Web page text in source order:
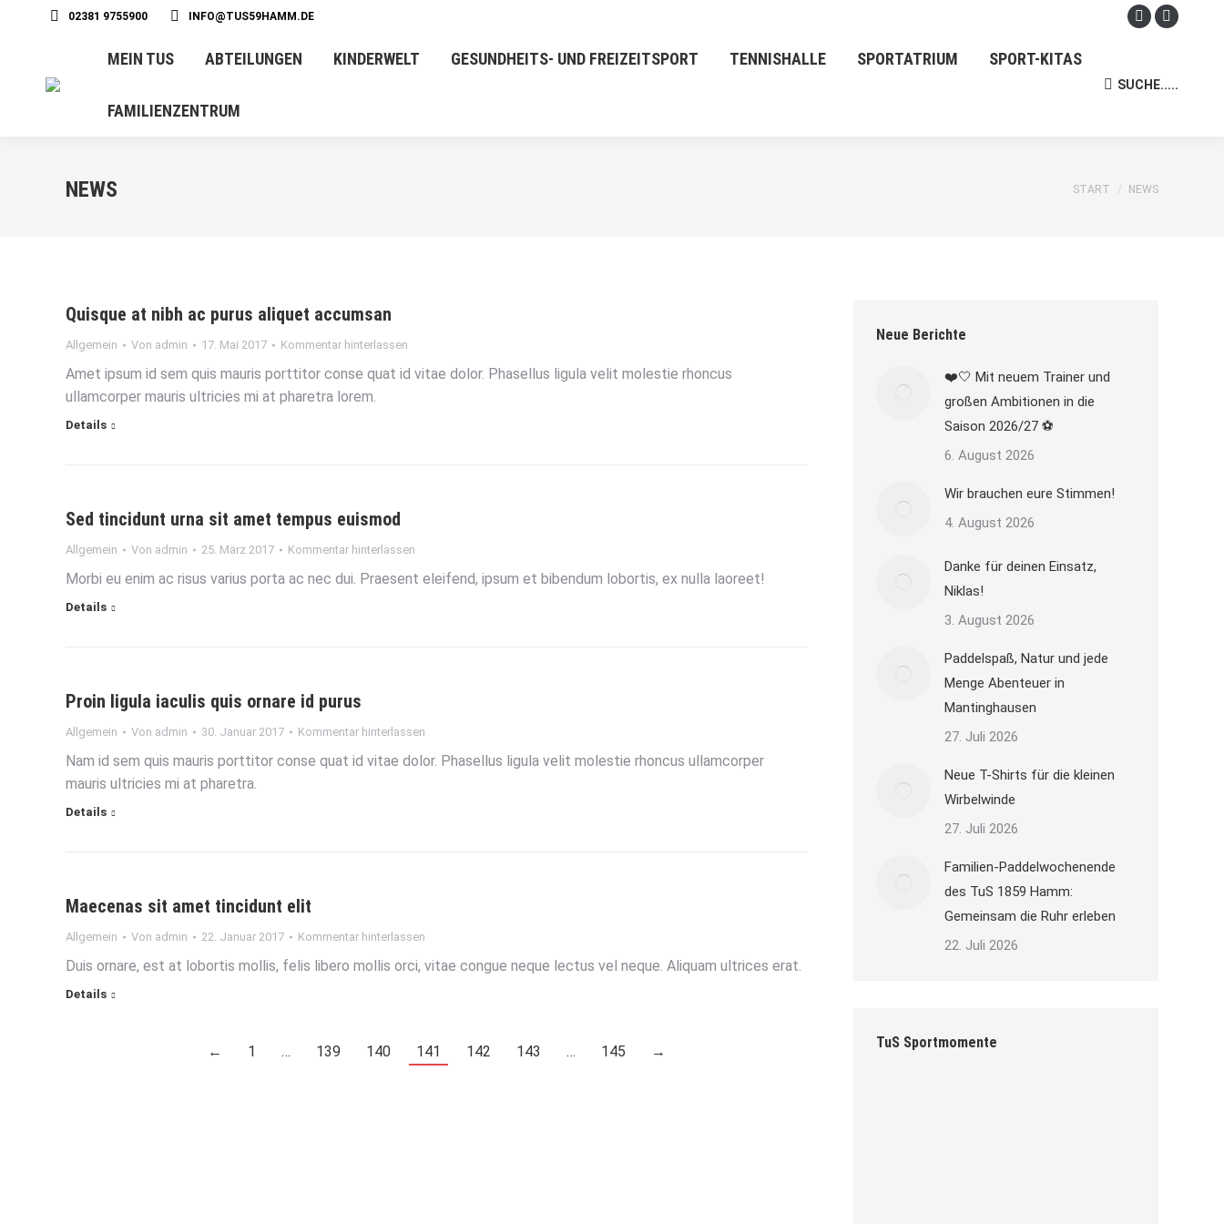
02381 9755900 INFO@TUS59HAMM.DE
Facebook
MEIN TUS ABTEILUNGEN KINDERWELT GESUNDHEITS- UND FREIZEITSPORT TENNISHALLE SPORTATRIUM SPORT-KITAS
FAMILIENZENTRUM
Search:
SUCHE.....
NEWS
Sie befinden sich
START NEWS
Quisque at nibh ac purus aliquet accumsan
Allgemein Von admin 17. Mai 2017 Kommentar hinterlassen
Amet ipsum id sem quis mauris porttitor conse quat id vitae dolor. Phasellus ligula velit molestie rhoncus
ullamcorper mauris ultricies mi at pharetra lorem.
Details
Sed tincidunt urna sit amet tempus euismod
Allgemein Von admin 25. März 2017 Kommentar hinterlassen
Morbi eu enim ac risus varius porta ac nec dui. Praesent eleifend, ipsum et bibendum lobortis, ex nulla laoreet!
Details
Proin ligula iaculis quis ornare id purus
Allgemein Von admin 30. Januar 2017 Kommentar hinterlassen
Nam id sem quis mauris porttitor conse quat id vitae dolor. Phasellus ligula velit molestie rhoncus ullamcorper
mauris ultricies mi at pharetra.
Details
Maecenas sit amet tincidunt elit
Allgemein Von admin 22. Januar 2017 Kommentar hinterlassen
Duis ornare, est at lobortis mollis, felis libero mollis orci, vitae congue neque lectus vel neque. Aliquam ultrices erat.
Details
← 1 … 139 140 141 142 143 … 145 →
Neue Berichte
❤️🤍 Mit neuem Trainer und
großen Ambitionen in die
Saison 2026/27 ⚽
6. August 2026
Wir brauchen eure Stimmen!
4. August 2026
Danke für deinen Einsatz,
Niklas!
3. August 2026
Paddelspaß, Natur und jede
Menge Abenteuer in
Mantinghausen
27. Juli 2026
Neue T-Shirts für die kleinen
Wirbelwinde
27. Juli 2026
Familien-Paddelwochenende
des TuS 1859 Hamm:
Gemeinsam die Ruhr erleben
22. Juli 2026
TuS Sportmomente